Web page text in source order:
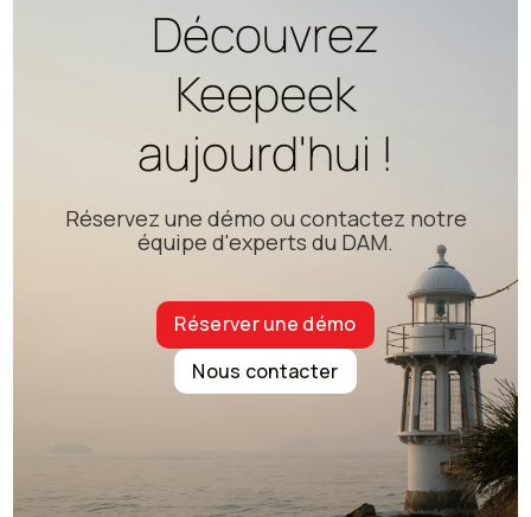
Découvrez
Keepeek
aujourd'hui !
Réservez une démo ou contactez notre
équipe d'experts du DAM.
Réserver une démo
Nous contacter